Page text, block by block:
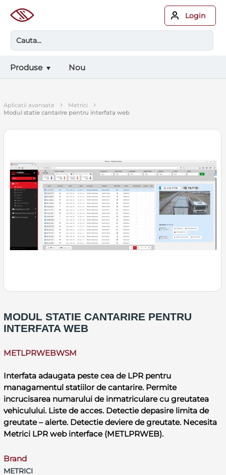
Login
Produse Nou
aplicatii avansate › metrici ›
modul statie cantarire pentru interfata web
MODUL STATIE CANTARIRE PENTRU
INTERFATA WEB
METLPRWEBWSM
Interfata adaugata peste cea de LPR pentru
managamentul statiilor de cantarire. Permite
incrucisarea numarului de inmatriculare cu greutatea
vehiculului. Liste de acces. Detectie depasire limita de
greutate – alerte. Detectie deviere de greutate. Necesita
Metrici LPR web interface (METLPRWEB).
Brand
METRICI